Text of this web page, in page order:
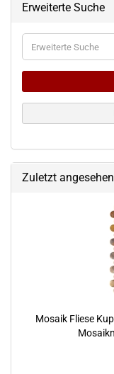
Erweiterte Suche
Erweiterte
Suche
Zuletzt angesehen
Mosaik Fliese